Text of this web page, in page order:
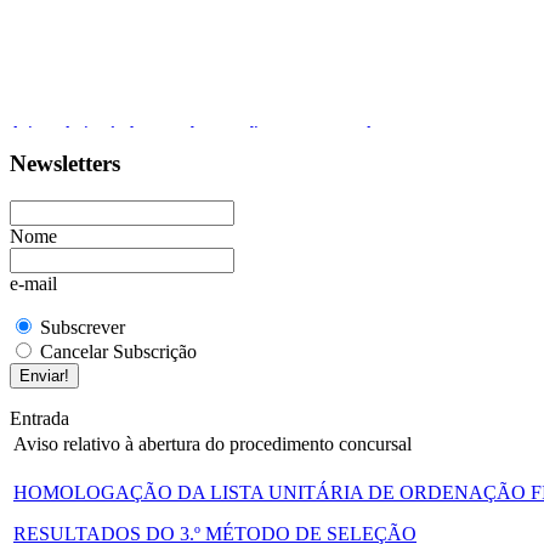
Aviso relativo à abertura do procedimento concursal
Informação aos Fradelenses
MOSTRA DOCUMENTAL “POR TERRAS DE VILA NOVA: FRADELOS
Concurso Pão Doce Tradicional
Newsletters
Nome
e-mail
Subscrever
Cancelar Subscrição
Entrada
Aviso relativo à abertura do procedimento concursal
HOMOLOGAÇÃO DA LISTA UNITÁRIA DE ORDENAÇÃO
RESULTADOS DO 3.º MÉTODO DE SELEÇÃO